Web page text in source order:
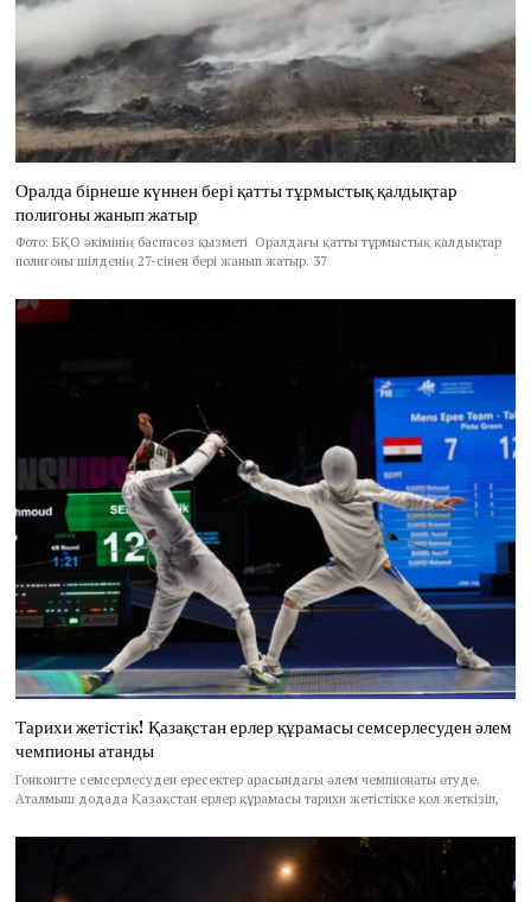
Оралда бірнеше күннен бері қатты тұрмыстық қалдықтар
полигоны жанып жатыр
Фото: БҚО әкімінің баспасөз қызметі Оралдағы қатты тұрмыстық қалдықтар
полигоны шілденің 27-сінен бері жанып жатыр. 37
Тарихи жетістік! Қазақстан ерлер құрамасы семсерлесуден әлем
чемпионы атанды
Гонконгте семсерлесуден ересектер арасындағы әлем чемпионаты өтуде.
Аталмыш додада Қазақстан ерлер құрамасы тарихи жетістікке қол жеткізіп,